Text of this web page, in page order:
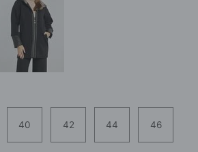
40 42 44 46